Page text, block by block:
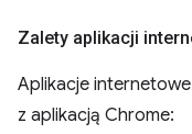
Zalety aplikacji
Aplikacje
z aplikacją Chrome: